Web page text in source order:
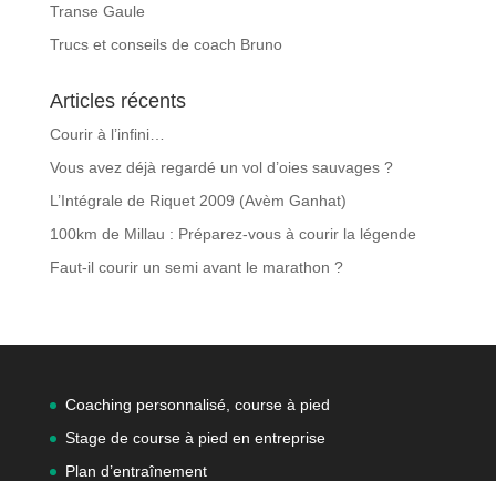
Transe Gaule
Trucs et conseils de coach Bruno
Articles récents
Courir à l’infini…
Vous avez déjà regardé un vol d’oies sauvages ?
L’Intégrale de Riquet 2009 (Avèm Ganhat)
100km de Millau : Préparez-vous à courir la légende
Faut-il courir un semi avant le marathon ?
Coaching personnalisé, course à pied
Stage de course à pied en entreprise
Plan d’entraînement